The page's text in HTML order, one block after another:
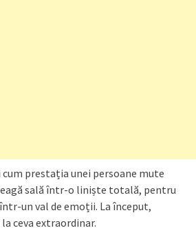
prestația unei persoane mute
sală într-o liniște totală, pentru
un val de emoții. La început,
ceva extraordinar.